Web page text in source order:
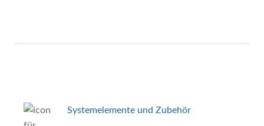
Systemelemente und Zubehör